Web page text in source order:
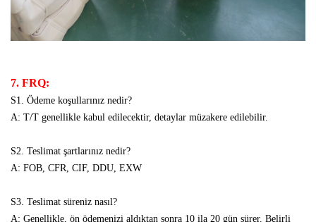
7. FRQ:
S1. Ödeme koşullarınız nedir?
A: T/T genellikle kabul edilecektir, detaylar müzakere edilebilir.
S2. Teslimat şartlarınız nedir?
A: FOB, CFR, CIF, DDU, EXW
S3. Teslimat süreniz nasıl?
A: Genellikle, ön ödemenizi aldıktan sonra 10 ila 20 gün sürer. Belirli